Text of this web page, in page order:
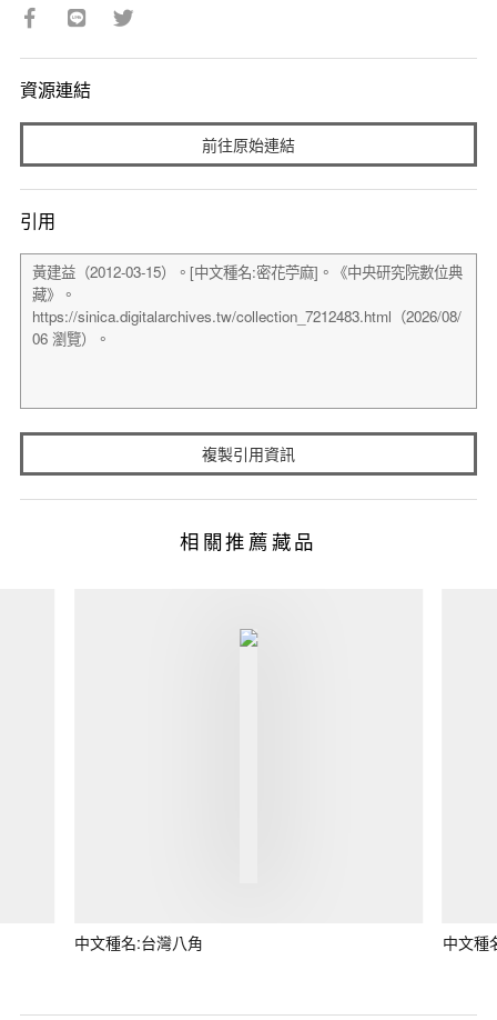
資源連結
前往原始連結
引用
複製引用資訊
相關推薦藏品
中文種名:台灣八角 中文種